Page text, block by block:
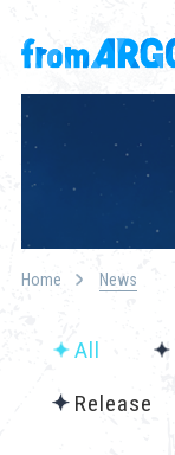
Home News
All
Release